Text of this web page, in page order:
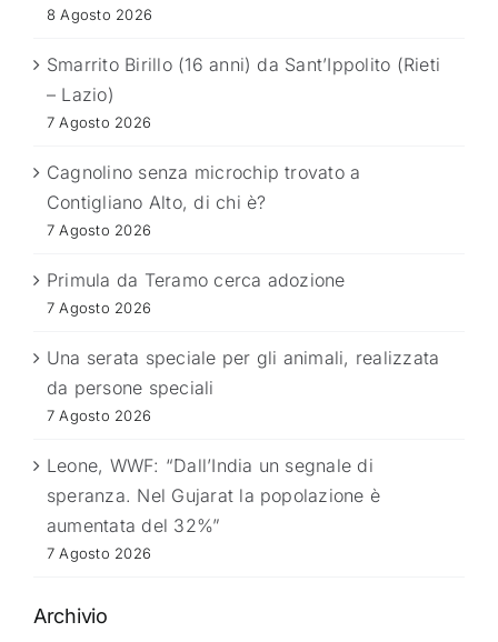
8 Agosto 2026
Smarrito Birillo (16 anni) da Sant’Ippolito (Rieti
– Lazio)
7 Agosto 2026
Cagnolino senza microchip trovato a
Contigliano Alto, di chi è?
7 Agosto 2026
Primula da Teramo cerca adozione
7 Agosto 2026
Una serata speciale per gli animali, realizzata
da persone speciali
7 Agosto 2026
Leone, WWF: “Dall’India un segnale di
speranza. Nel Gujarat la popolazione è
aumentata del 32%”
7 Agosto 2026
Archivio